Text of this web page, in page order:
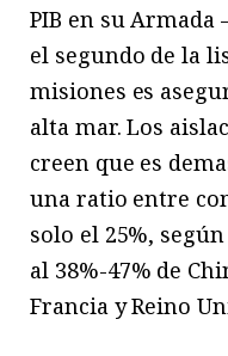
PIB en su Armada
el segundo de la
misiones es
alta mar. Los
creen que es
una ratio entre
solo el 25%,
al 38%-47% de
Francia y Reino